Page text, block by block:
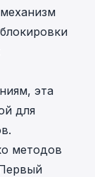
эта
для
методов